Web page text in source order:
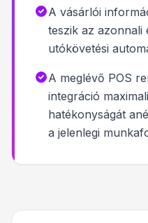
A vásárlói
teszik az azonnali
utókövetési
A meglévő POS
integráció
hatékonyságát
a jelenlegi